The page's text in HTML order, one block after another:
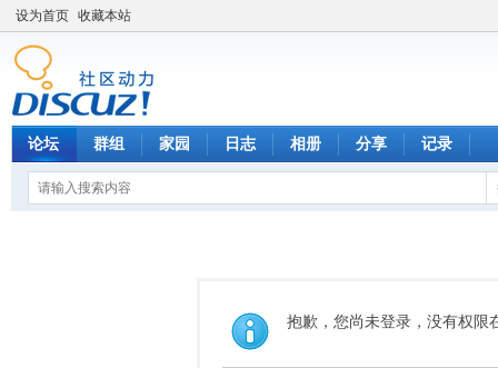
设为首页 收藏本站
论坛 群组 家园 日志 相册 分享 记录
抱歉，您尚未登录，没有权限